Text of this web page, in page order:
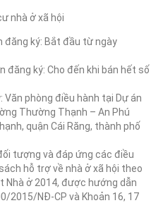
nhà ở xã hội
đăng ký: Bắt đầu từ ngày
đăng ký: Cho đến khi bán hết số
phòng điều hành tại Dự án
Thường Thạnh – An Phú
quận Cái Răng, thành phố
tượng và đáp ứng các điều
hỗ trợ về nhà ở xã hội theo
Nhà ở 2014, được hướng dẫn
2015/NĐ-CP và Khoản 16, 17